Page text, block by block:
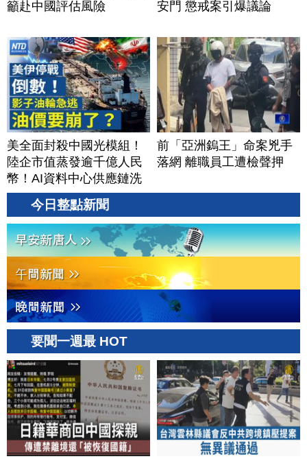
籲赴中國評估風險
安門 懲戒案引爆議論
美全面封殺中國光模組！
陸企市值蒸發逾千億人民
幣！AI資料中心供應鏈洗
牌？台灣喜迎轉單！成關
鍵樞紐？｜#財經新聞
│20260805 (三)
前「亞洲鎢王」命案兇手
落網 離職員工遭檢聲押
今日整點新聞
要聞一週最 HOT